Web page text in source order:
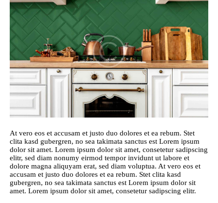
At vero eos et accusam et justo duo dolores et ea rebum. Stet
clita kasd gubergren, no sea takimata sanctus est Lorem ipsum
dolor sit amet. Lorem ipsum dolor sit amet, consetetur sadipscing
elitr, sed diam nonumy eirmod tempor invidunt ut labore et
dolore magna aliquyam erat, sed diam voluptua. At vero eos et
accusam et justo duo dolores et ea rebum. Stet clita kasd
gubergren, no sea takimata sanctus est Lorem ipsum dolor sit
amet. Lorem ipsum dolor sit amet, consetetur sadipscing elitr.